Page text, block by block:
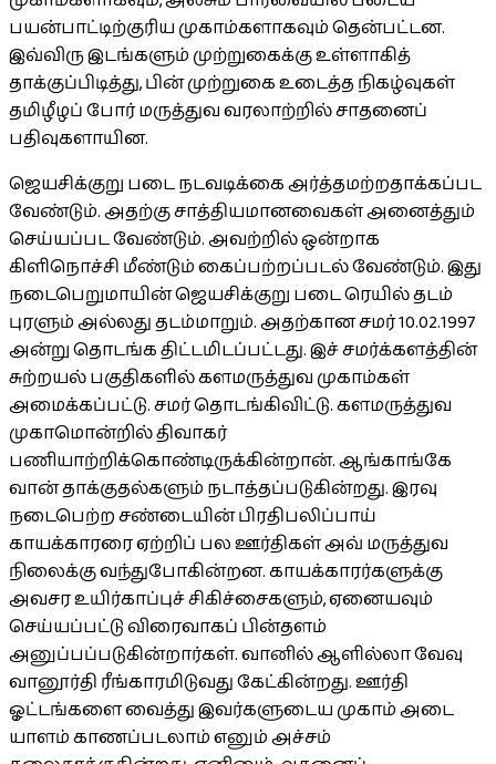
பயன்பாட்டிற்குரிய முகாம்களாகவும் தென்பட்டன.
இவ்விரு இடங்களும் முற்றுகைக்கு உள்ளாகித்
தாக்குப்பிடித்து, பின் முற்றுகை உடைத்த நிகழ்வுகள்
தமிழீழப் போர் மருத்துவ வரலாற்றில் சாதனைப்
பதிவுகளாயின.
ஜெயசிக்குறு படை நடவடிக்கை அர்த்தமற்றதாக்கப்பட
வேண்டும். அதற்கு சாத்தியமானவைகள் அனைத்தும்
செய்யப்பட வேண்டும். அவற்றில் ஒன்றாக
கிளிநொச்சி மீண்டும் கைப்பற்றப்படல் வேண்டும். இது
நடைபெறுமாயின் ஜெயசிக்குறு படை ரெயில் தடம்
புரளும் அல்லது தடம்மாறும். அதற்கான சமர் 10.02.1997
அன்று தொடங்க திட்டமிடப்பட்டது. இச் சமர்க்களத்தின்
சுற்றயல் பகுதிகளில் களமருத்துவ முகாம்கள்
அமைக்கப்பட்டு. சமர் தொடங்கிவிட்டு. களமருத்துவ
முகாமொன்றில் திவாகர்
பணியாற்றிக்கொண்டிருக்கின்றான். ஆங்காங்கே
வான் தாக்குதல்களும் நடாத்தப்படுகின்றது. இரவு
நடைபெற்ற சண்டையின் பிரதிபலிப்பாய்
காயக்காரரை ஏற்றிப் பல ஊர்திகள் அவ் மருத்துவ
நிலைக்கு வந்துபோகின்றன. காயக்காரர்களுக்கு
அவசர உயிர்காப்புச் சிகிச்சைகளும், ஏனையவும்
செய்யப்பட்டு விரைவாகப் பின்தளம்
அனுப்பப்படுகின்றார்கள். வானில் ஆளில்லா வேவு
வானூர்தி ரீங்காரமிடுவது கேட்கின்றது. ஊர்தி
ஓட்டங்களை வைத்து இவர்களுடைய முகாம் அடை
யாளம் காணப்படலாம் எனும் அச்சம்